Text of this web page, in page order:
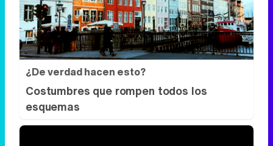
¿De verdad hacen esto?
Costumbres que rompen todos los
esquemas